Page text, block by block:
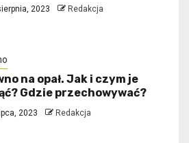
2023 Redakcja
na opał. Jak i czym je
Gdzie przechowywać?
2023 Redakcja